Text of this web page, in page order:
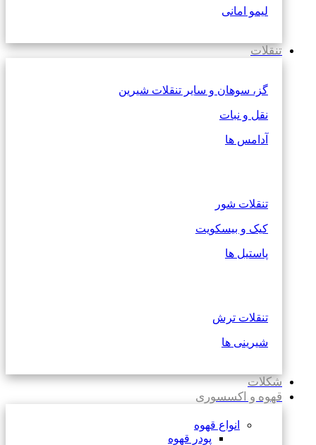
لیمو امانی
تنقلات
گز، سوهان و سایر تنقلات شیرین
نقل و نبات
آدامس ها
تنقلات شور
کیک و بیسکویت
پاستیل ها
تنقلات ترش
شیرینی ها
شکلات
قهوه و اکسسوری
انواع قهوه
پودر قهوه